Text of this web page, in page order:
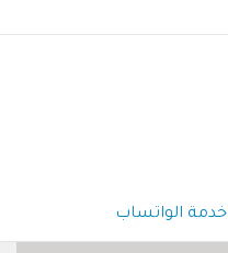
خدمة الواتساب